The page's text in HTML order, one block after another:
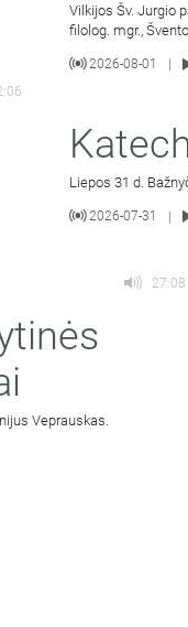
Vilkijos Šv. Jurgio
filolog. mgr.,
2026-08-01
Liepos 31 d.
2026-07-31 |
27:08
Veprauskas.